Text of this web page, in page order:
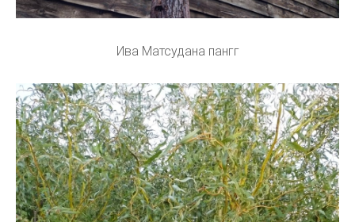
Ива Матсудана пангг